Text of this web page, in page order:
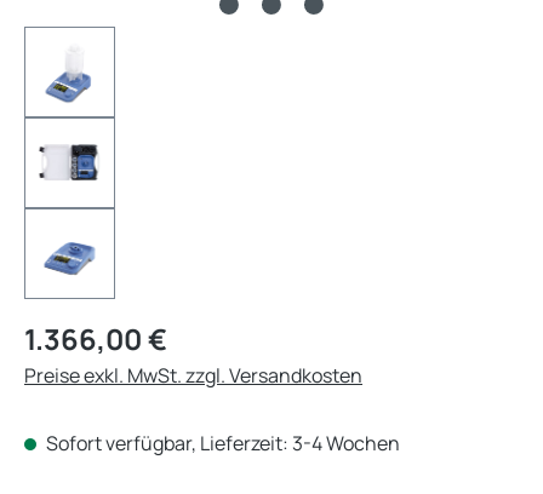
Regulärer Preis:
1.366,00 €
Preise exkl. MwSt. zzgl. Versandkosten
Sofort verfügbar, Lieferzeit: 3-4 Wochen